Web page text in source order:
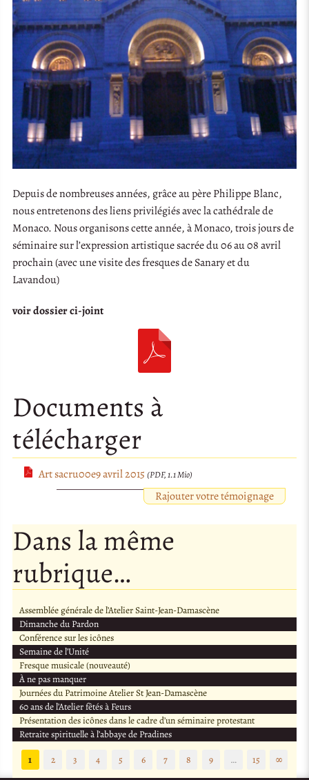
Depuis de nombreuses années, grâce au père Philippe Blanc,
nous entretenons des liens privilégiés avec la cathédrale de
Monaco. Nous organisons cette année, à Monaco, trois jours de
séminaire sur l’expression artistique sacrée du 06 au 08 avril
prochain (avec une visite des fresques de Sanary et du
Lavandou)
voir dossier ci-joint
Documents à
télécharger
Art sacru00e9 avril 2015 (PDF, 1.1 Mio)
Rajouter votre témoignage
Dans la même
rubrique…
Assemblée générale de l’Atelier Saint-Jean-Damascène
Dimanche du Pardon
Conférence sur les icônes
Semaine de l’Unité
Fresque musicale (nouveauté)
À ne pas manquer
Journées du Patrimoine Atelier St Jean-Damascène
60 ans de l’Atelier fêtés à Feurs
Présentation des icônes dans le cadre d’un séminaire protestant
Retraite spirituelle à l’abbaye de Pradines
1
2 3 4 5 6 7 8 9 … 15 ∞